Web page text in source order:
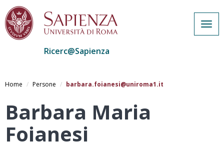
al
Ricerc@Sapienza
Home Persone barbara.foianesi@uniroma1.it
Barbara Maria
Foianesi